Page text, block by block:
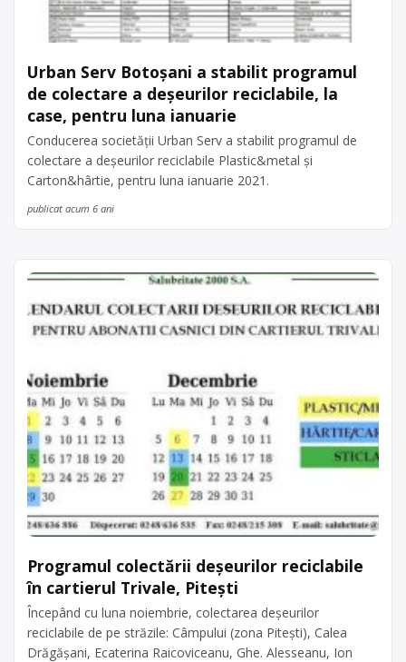
Urban Serv Botoșani a stabilit programul
de colectare a deșeurilor reciclabile, la
case, pentru luna ianuarie
Conducerea societății Urban Serv a stabilit programul de
colectare a deșeurilor reciclabile Plastic&metal și
Carton&hârtie, pentru luna ianuarie 2021.
publicat acum 6 ani
Programul colectării deșeurilor reciclabile
în cartierul Trivale, Pitești
Începând cu luna noiembrie, colectarea deșeurilor
reciclabile de pe străzile: Câmpului (zona Pitești), Calea
Drăgășani, Ecaterina Raicoviceanu, Ghe. Alesseanu, Ion